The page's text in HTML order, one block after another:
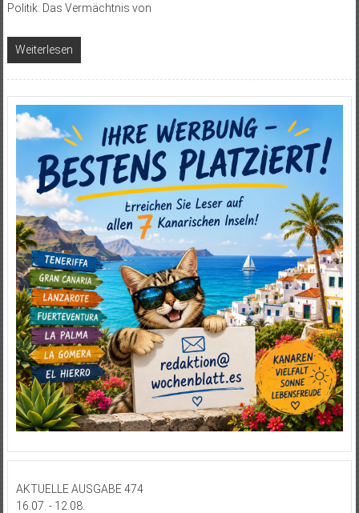
Politik: Das Vermächtnis von
Weiterlesen
AKTUELLE AUSGABE 474
16.07. - 12.08.